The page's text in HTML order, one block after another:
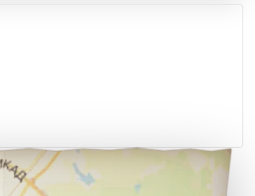
город Москва.